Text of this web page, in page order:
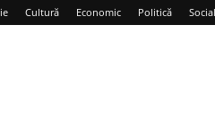
Cultură Economic Politică Social